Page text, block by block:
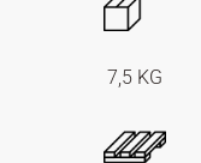
7,5 KG